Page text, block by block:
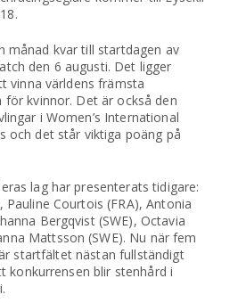
månad kvar till startdagen av
den 6 augusti. Det ligger
vinna världens främsta
kvinnor. Det är också den
i Women’s International
och det står viktiga poäng på
lag har presenterats tidigare:
Pauline Courtois (FRA), Antonia
Bergqvist (SWE), Octavia
Mattsson (SWE). Nu när fem
startfältet nästan fullständigt
konkurrensen blir stenhård i